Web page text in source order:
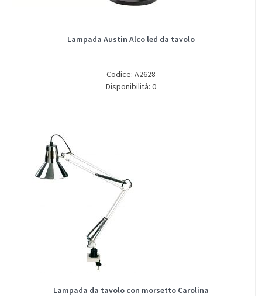
Lampada Austin Alco led da tavolo
Codice: A2628
Disponibilità: 0
Lampada da tavolo con morsetto Carolina